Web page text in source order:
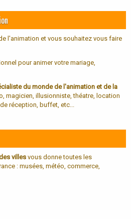
l'animation et vous souhaitez vous faire
pour animer votre mariage,
du monde de l'animation et de la
magicien, illusionniste, théatre, location
réception, buffet, etc...
villes vous donne toutes les
: musées, météo, commerce,